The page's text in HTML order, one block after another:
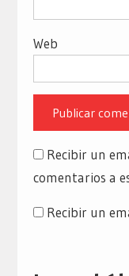
Web
Recibir un
comentarios a
Recibir un